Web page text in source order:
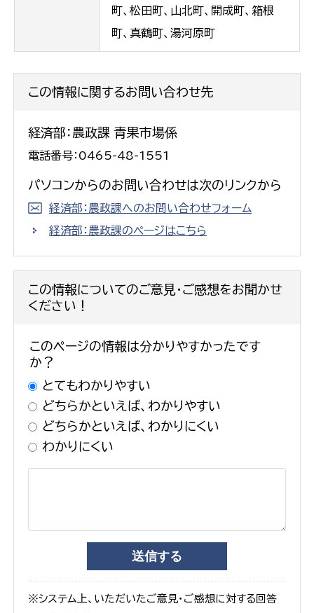
町、松田町、山北町、開成町、箱根
町、真鶴町、湯河原町
この情報に関するお問い合わせ先
経済部：農政課 青果市場係
電話番号：0465-48-1551
パソコンからのお問い合わせは次のリンクから
経済部：農政課へのお問い合わせフォーム
経済部：農政課のページはこちら
この情報についてのご意見・ご感想をお聞かせ
ください！
このページの情報は分かりやすかったです
か？
とてもわかりやすい
どちらかといえば、わかりやすい
どちらかといえば、わかりにくい
わかりにくい
※システム上、いただいたご意見・ご感想に対する回答